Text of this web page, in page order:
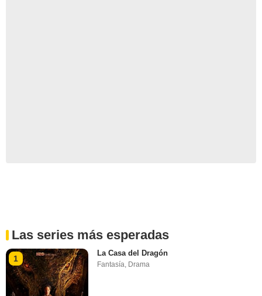
Las series más esperadas
1
La Casa del Dragón
Fantasía, Drama